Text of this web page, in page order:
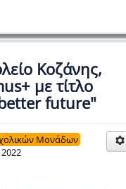
Κοζάνης,
με τίτλο
future"
Μονάδων